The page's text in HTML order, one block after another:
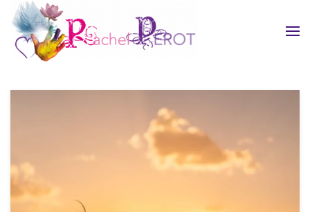
Skip to main content
MON PARCOURS